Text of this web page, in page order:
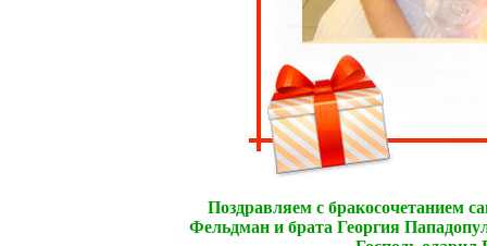
Поздравляем с бракосочетанием
Фельдман и брата Георгия